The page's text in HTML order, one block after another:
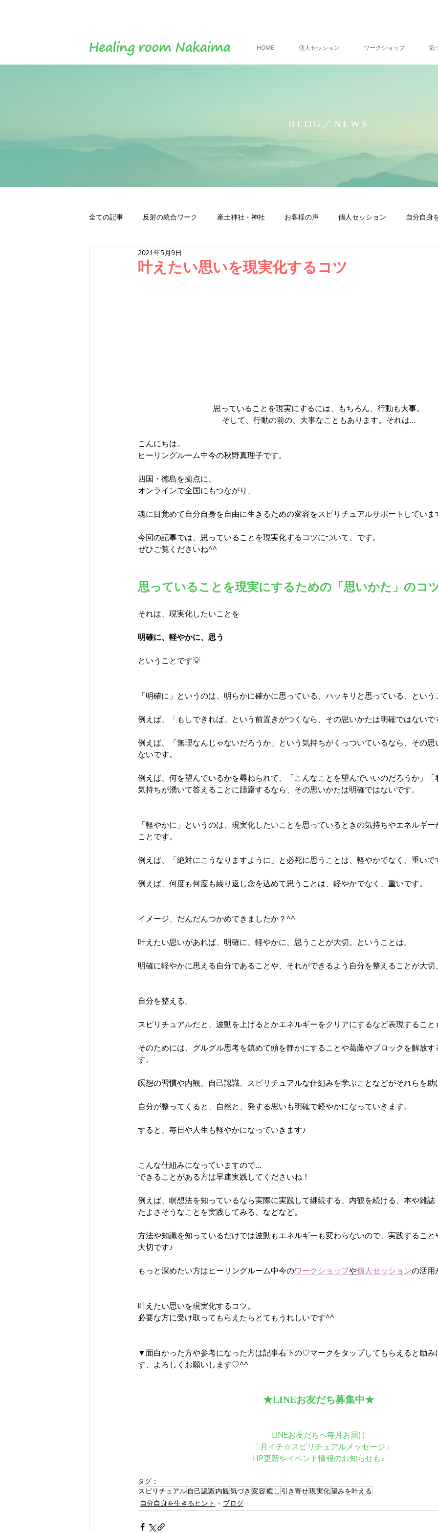
HOME 個人セッション ワークショップ 気
BLOG／NEWS
全ての記事 反射の統合ワーク 産土神社・神社 お客様の声 個人セッション 自分自身
ワークショップ スクール
叶えたい思いを現実化するコツ
2021年5月9日
思っていることを現実にするには、もちろん、行動も大事。
そして、行動の前の、大事なこともあります。それは…
こんにちは。
ヒーリングルーム中今の秋野真理子です。
四国・徳島を拠点に、
オンラインで全国にもつながり、
魂に目覚めて自分自身を自由に生きるための変容をスピリチュアルサポートしていま
今回の記事では、思っていることを現実化するコツについて、です。
ぜひご覧くださいね^^
思っていることを現実にするための「思いかた」のコ
それは、現実化したいことを
明確に、軽やかに、思う
ということです💡
「明確に」というのは、明らかに確かに思っている、ハッキリと思っている、とい
例えば、「もしできれば」という前置きがつくなら、その思いかたは明確ではないで
例えば、「無理なんじゃないだろうか」という気持ちがくっついているなら、その
ないです。
例えば、何を望んでいるかを尋ねられて、「こんなことを望んでいいのだろうか」
気持ちが湧いて答えることに躊躇するなら、その思いかたは明確ではないです。
「軽やかに」というのは、現実化したいことを思っているときの気持ちやエネルギ
ことです。
例えば、「絶対にこうなりますように」と必死に思うことは、軽やかでなく、重いで
例えば、何度も何度も繰り返し念を込めて思うことは、軽やかでなく、重いです。
イメージ、だんだんつかめてきましたか？^^
叶えたい思いがあれば、明確に、軽やかに、思うことが大切。ということは。
明確に軽やかに思える自分であることや、それができるよう自分を整えることが大
自分を整える。
スピリチュアルだと、波動を上げるとかエネルギーをクリアにするなど表現すること
そのためには、グルグル思考を鎮めて頭を静かにすることや葛藤やブロックを解放
す。
瞑想の習慣や内観、自己認識、スピリチュアルな仕組みを学ぶことなどがそれらを
自分が整ってくると、自然と、発する思いも明確で軽やかになっていきます。
すると、毎日や人生も軽やかになっていきます♪
こんな仕組みになっていますので…
できることがある方は早速実践してくださいね！
例えば、瞑想法を知っているなら実際に実践して継続する、内観を続ける、本や雑
たよさそうなことを実践してみる、などなど。
方法や知識を知っているだけでは波動もエネルギーも変わらないので、実践するこ
大切です♪
もっと深めたい方はヒーリングルーム中今のワークショップや個人セッションの活
叶えたい思いを現実化するコツ。
必要な方に受け取ってもらえたらとてもうれしいです^^
▼面白かった方や参考になった方は記事右下の♡マークをタップしてもらえると励み
す、よろしくお願いします♡^^
★LINEお友だち募集中★
LINEお友だちへ毎月お届け
「月イチ☆スピリチュアルメッセージ」
HP更新やイベント情報のお知らせも♪
タグ：
スピリチュアル 自己認識内観気づき 変容癒し 引き寄せ現実化望みを叶える
自分自身を生きるヒント
ブログ